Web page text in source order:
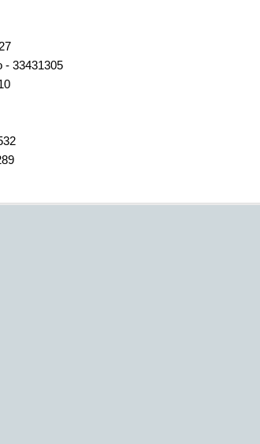
- 33431305